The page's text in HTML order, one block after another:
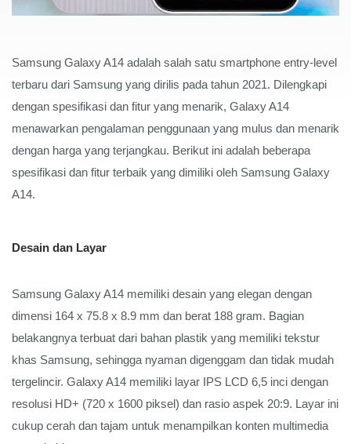
Samsung Galaxy A14 adalah salah satu smartphone entry-level
terbaru dari Samsung yang dirilis pada tahun 2021. Dilengkapi
dengan spesifikasi dan fitur yang menarik, Galaxy A14
menawarkan pengalaman penggunaan yang mulus dan menarik
dengan harga yang terjangkau. Berikut ini adalah beberapa
spesifikasi dan fitur terbaik yang dimiliki oleh Samsung Galaxy
A14.
Desain dan Layar
Samsung Galaxy A14 memiliki desain yang elegan dengan
dimensi 164 x 75.8 x 8.9 mm dan berat 188 gram. Bagian
belakangnya terbuat dari bahan plastik yang memiliki tekstur
khas Samsung, sehingga nyaman digenggam dan tidak mudah
tergelincir. Galaxy A14 memiliki layar IPS LCD 6,5 inci dengan
resolusi HD+ (720 x 1600 piksel) dan rasio aspek 20:9. Layar ini
cukup cerah dan tajam untuk menampilkan konten multimedia